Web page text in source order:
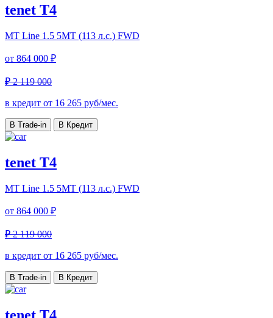
tenet T4
MT Line 1.5 5MT (113 л.с.) FWD
от 864 000 ₽
₽ 2 119 000
в кредит от 16 265 руб/мес.
В Trade-in В Кредит
tenet T4
MT Line 1.5 5MT (113 л.с.) FWD
от 864 000 ₽
₽ 2 119 000
в кредит от 16 265 руб/мес.
В Trade-in В Кредит
tenet T4